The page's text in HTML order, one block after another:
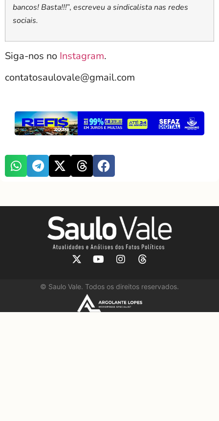
bancos! Basta!!!”, escreveu a sindicalista nas redes
sociais.
Siga-nos no Instagram.
contatosaulovale@gmail.com
© Saulo Vale. Todos os direitos reservados.